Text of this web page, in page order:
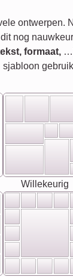
ontwerpen.
nog
formaat,…)
sjabloon
Willekeurig